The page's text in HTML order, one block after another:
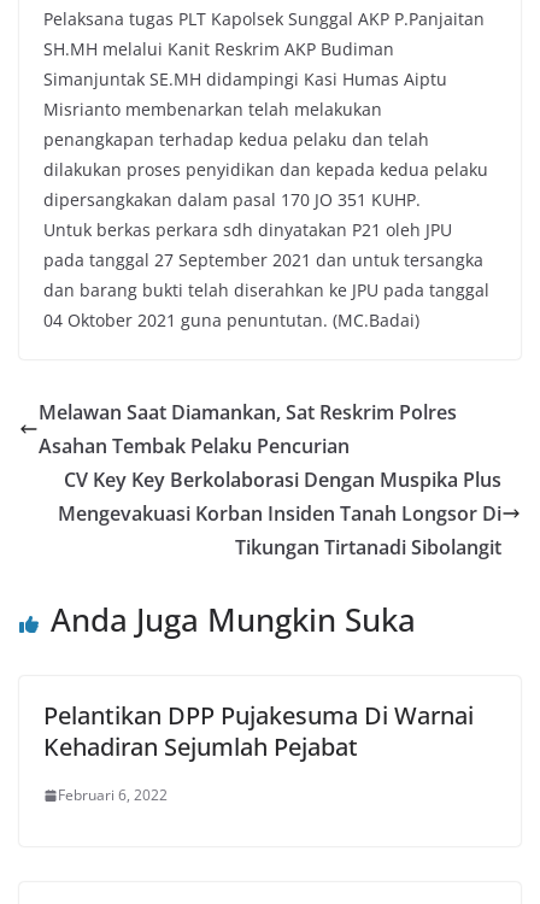
Pelaksana tugas PLT Kapolsek Sunggal AKP P.Panjaitan
SH.MH melalui Kanit Reskrim AKP Budiman
Simanjuntak SE.MH didampingi Kasi Humas Aiptu
Misrianto membenarkan telah melakukan
penangkapan terhadap kedua pelaku dan telah
dilakukan proses penyidikan dan kepada kedua pelaku
dipersangkakan dalam pasal 170 JO 351 KUHP.
Untuk berkas perkara sdh dinyatakan P21 oleh JPU
pada tanggal 27 September 2021 dan untuk tersangka
dan barang bukti telah diserahkan ke JPU pada tanggal
04 Oktober 2021 guna penuntutan. (MC.Badai)
Melawan Saat Diamankan, Sat Reskrim Polres
Asahan Tembak Pelaku Pencurian
CV Key Key Berkolaborasi Dengan Muspika Plus
Mengevakuasi Korban Insiden Tanah Longsor Di
Tikungan Tirtanadi Sibolangit
Anda Juga Mungkin Suka
Pelantikan DPP Pujakesuma Di Warnai
Kehadiran Sejumlah Pejabat
Februari 6, 2022